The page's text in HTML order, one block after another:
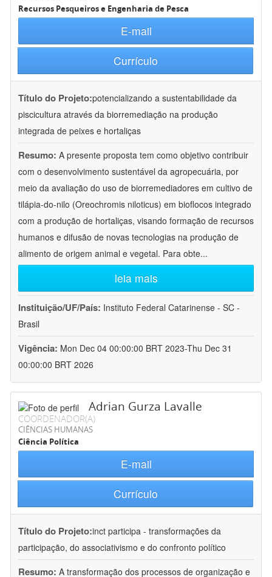
Recursos Pesqueiros e Engenharia de Pesca
E-mail
Currículo
Título do Projeto:potencializando a sustentabilidade da
piscicultura através da biorremediação na produção
integrada de peixes e hortaliças
Resumo: A presente proposta tem como objetivo contribuir
com o desenvolvimento sustentável da agropecuária, por
meio da avaliação do uso de biorremediadores em cultivo de
tilápia-do-nilo (Oreochromis niloticus) em bioflocos integrado
com a produção de hortaliças, visando formação de recursos
humanos e difusão de novas tecnologias na produção de
alimento de origem animal e vegetal. Para obte...
leia mais
Instituição/UF/País: Instituto Federal Catarinense - SC -
Brasil
Vigência: Mon Dec 04 00:00:00 BRT 2023-Thu Dec 31
00:00:00 BRT 2026
Adrian Gurza Lavalle
COORDENADOR(A)
CIÊNCIAS HUMANAS
Ciência Política
E-mail
Currículo
Título do Projeto:inct participa - transformações da
participação, do associativismo e do confronto político
Resumo: A transformação dos processos de organização e